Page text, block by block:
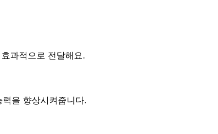
과적으로 전달해요.
을 향상시켜줍니다.